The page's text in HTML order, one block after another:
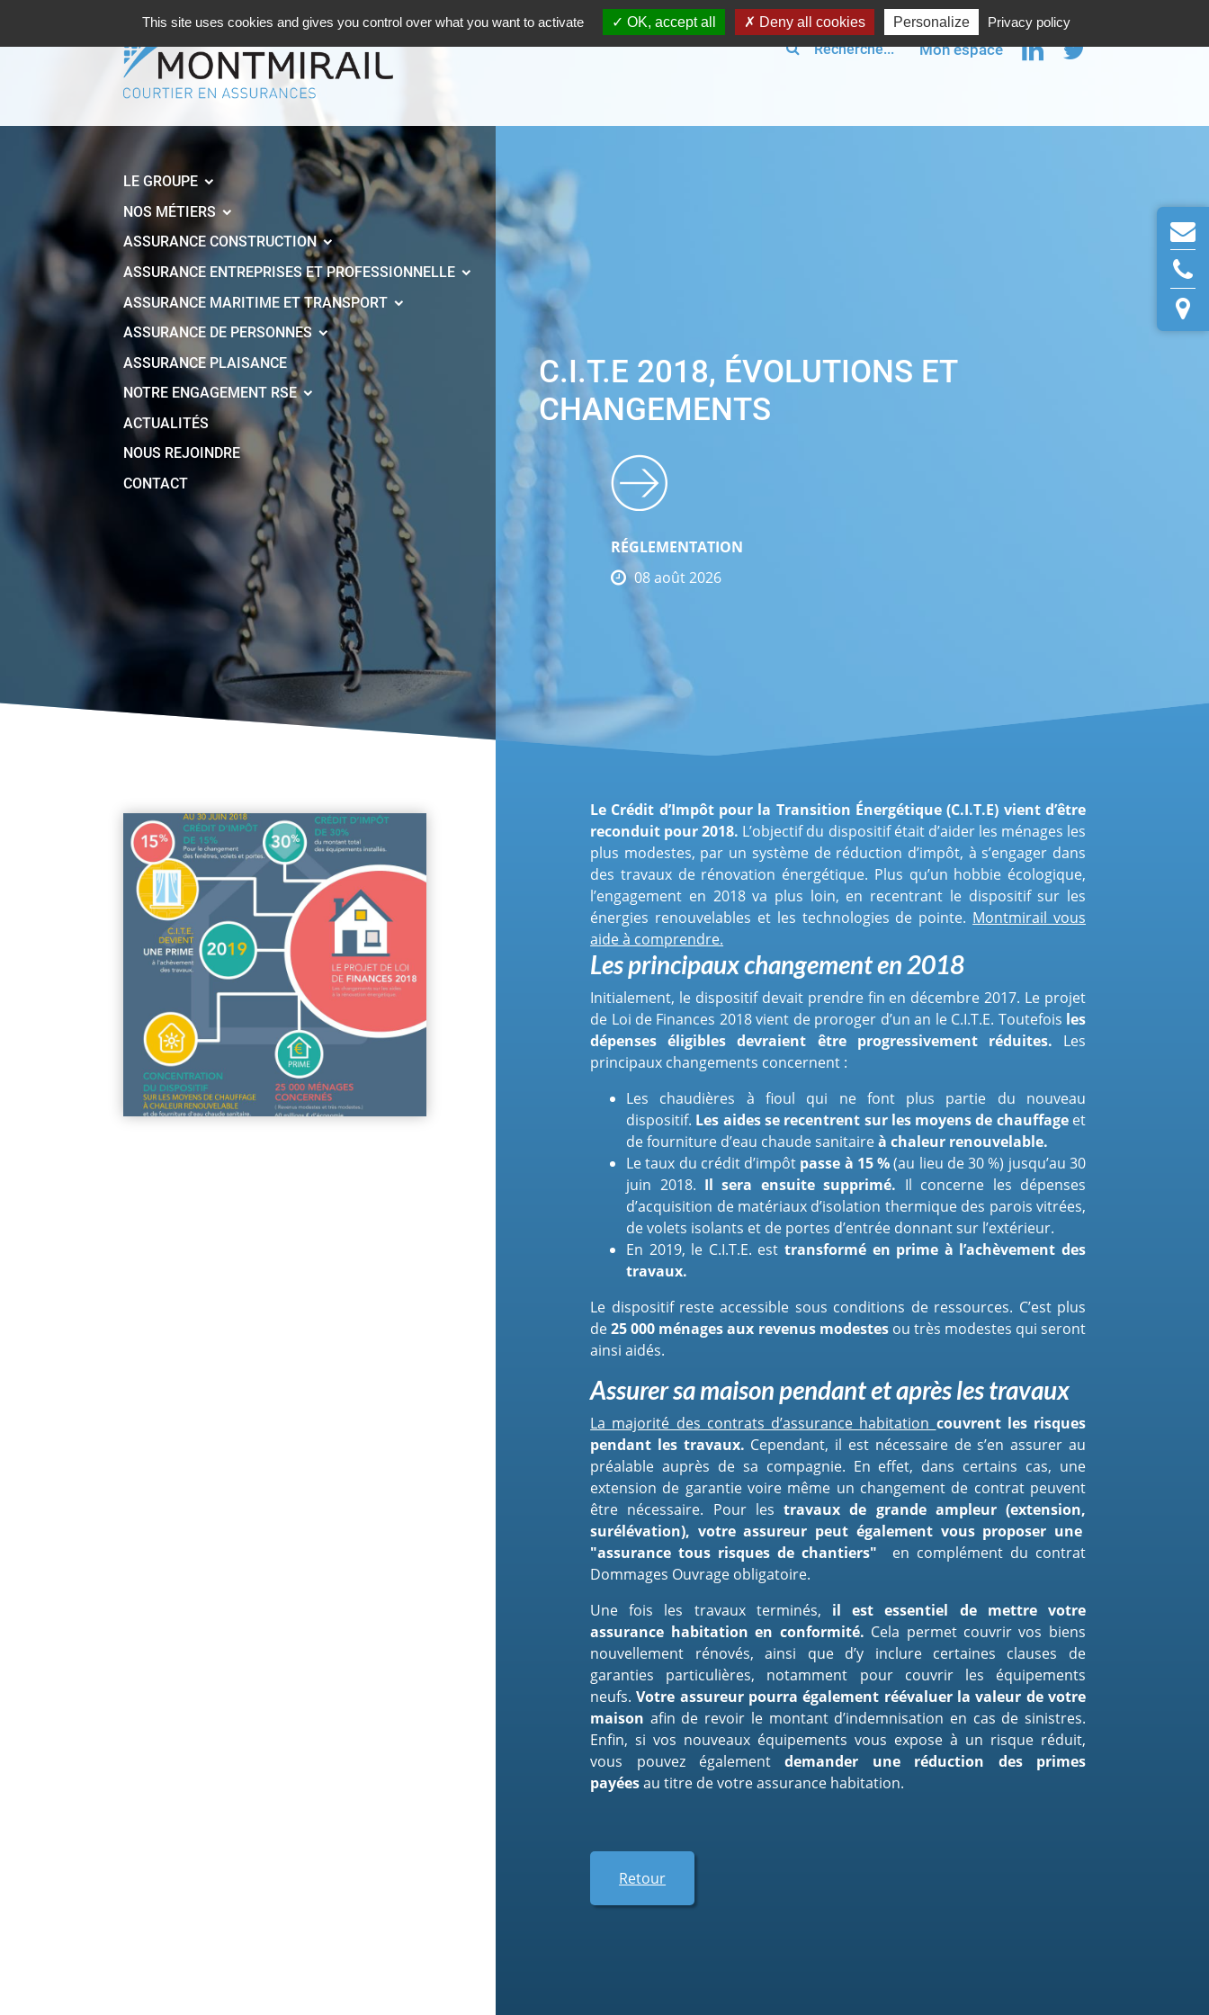
Mon espace
LE GROUPE
NOS MÉTIERS
ASSURANCE CONSTRUCTION
ASSURANCE ENTREPRISES ET PROFESSIONNELLE
ASSURANCE MARITIME ET TRANSPORT
ASSURANCE DE PERSONNES
ASSURANCE PLAISANCE
NOTRE ENGAGEMENT RSE
ACTUALITÉS
NOUS REJOINDRE
CONTACT
C.I.T.E 2018, ÉVOLUTIONS ET
CHANGEMENTS
RÉGLEMENTATION
08 août 2026
Le Crédit d’Impôt pour la Transition Énergétique (C.I.T.E) vient d’être
reconduit pour 2018. L’objectif du dispositif était d’aider les ménages les
plus modestes, par un système de réduction d’impôt, à s’engager dans
des travaux de rénovation énergétique. Plus qu’un hobbie écologique,
l’engagement en 2018 va plus loin, en recentrant le dispositif sur les
énergies renouvelables et les technologies de pointe. Montmirail vous
aide à comprendre.
Les principaux changement en 2018
Initialement, le dispositif devait prendre fin en décembre 2017. Le projet
de Loi de Finances 2018 vient de proroger d’un an le C.I.T.E. Toutefois les
dépenses éligibles devraient être progressivement réduites. Les
principaux changements concernent :
Les chaudières à fioul qui ne font plus partie du nouveau
dispositif. Les aides se recentrent sur les moyens de chauffageet
de fourniture d’eau chaude sanitaireà chaleur renouvelable.
Le taux du crédit d’impôt passe à 15 %(au lieu de 30 %) jusqu’au 30
juin 2018. Il sera ensuite supprimé. Il concerne les dépenses
d’acquisition de matériaux d’isolation thermique des parois vitrées,
de volets isolants et de portes d’entrée donnant sur l’extérieur.
En 2019, le C.I.T.E. esttransformé en prime à l’achèvement des
travaux.
Le dispositif reste accessible sous conditions de ressources. C’est plus
de25 000 ménages aux revenus modestesou très modestes qui seront
ainsi aidés.
Assurer sa maison pendant et après les travaux
La majorité des contrats d’assurance habitation couvrent les risques
pendant les travaux. Cependant, il est nécessaire de s’en assurer au
préalable auprès de sa compagnie. En effet, dans certains cas, une
extension de garantie voire même un changement de contrat peuvent
être nécessaire. Pour lestravaux de grande ampleur (extension,
surélévation), votre assureur peut également vous proposer une
"assurance tous risques de chantiers"
en complément du contrat
Dommages Ouvrage obligatoire.
Une fois les travaux terminés, il est essentiel de mettre votre
assurance habitation en conformité. Cela permet couvrir vos biens
nouvellement rénovés, ainsi que d’y inclure certaines clauses de
garanties particulières, notamment pour couvrir les équipements
neufs.Votre assureur pourra également réévaluer la valeur de votre
maison afin de revoir le montant d’indemnisation en cas de sinistres.
Enfin, si vos nouveaux équipements vous expose à un risque réduit,
vous pouvez égalementdemander une réduction des primes
payéesau titre de votre assurance habitation.
Retour
This site uses cookies and gives you control over what you want to activate OK, accept all Deny all cookies Personalize Privacy policy